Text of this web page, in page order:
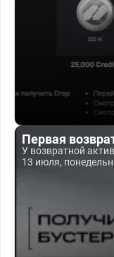
Первая
У возвратной
13 июля,